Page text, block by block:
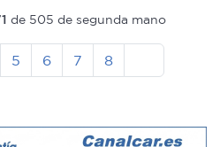
de 505 de segunda mano
5 6 7 8